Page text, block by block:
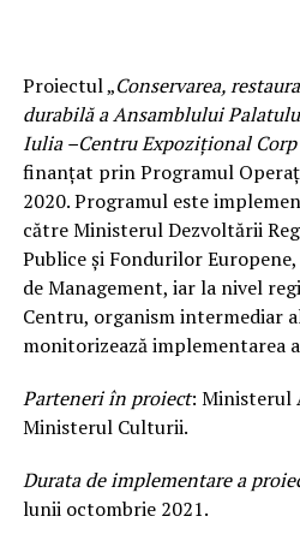
Proiectul „Conservarea,
durabilă a Ansamblului
Iulia –Centru Expozițional
finanțat prin Programul
2020. Programul este
către Ministerul Dezvoltării
Publice și Fondurilor
de Management, iar la nivel
Centru, organism intermediar
monitorizează implementarea
Parteneri în proiect: Ministerul
Ministerul Culturii.
Durata de implementare a
lunii octombrie 2021.